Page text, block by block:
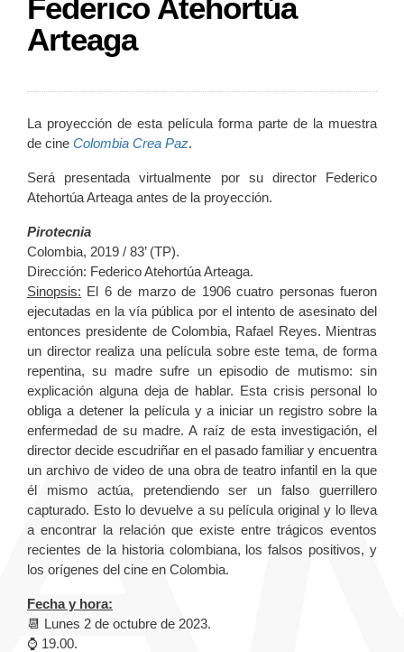
Federico Atehortúa
Arteaga
La proyección de esta película forma parte de la muestra
de cine Colombia Crea Paz.
Será presentada virtualmente por su director Federico
Atehortúa Arteaga antes de la proyección.
Pirotecnia
Colombia, 2019 / 83’ (TP).
Dirección: Federico Atehortúa Arteaga.
Sinopsis: El 6 de marzo de 1906 cuatro personas fueron
ejecutadas en la vía pública por el intento de asesinato del
entonces presidente de Colombia, Rafael Reyes. Mientras
un director realiza una película sobre este tema, de forma
repentina, su madre sufre un episodio de mutismo: sin
explicación alguna deja de hablar. Esta crisis personal lo
obliga a detener la película y a iniciar un registro sobre la
enfermedad de su madre. A raíz de esta investigación, el
director decide escudriñar en el pasado familiar y encuentra
un archivo de video de una obra de teatro infantil en la que
él mismo actúa, pretendiendo ser un falso guerrillero
capturado. Esto lo devuelve a su película original y lo lleva
a encontrar la relación que existe entre trágicos eventos
recientes de la historia colombiana, los falsos positivos, y
los orígenes del cine en Colombia.
Fecha y hora:
📆 Lunes 2 de octubre de 2023.
⌚ 19.00.